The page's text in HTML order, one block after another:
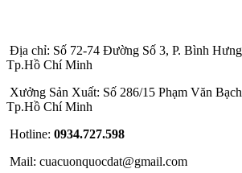
Địa chỉ: Số 72-74 Đường Số 3, P. Bình
Tp.Hồ Chí Minh
Xưởng Sản Xuất: Số 286/15 Phạm Văn
Tp.Hồ Chí Minh
Hotline: 0934.727.598
Mail: cuacuonquocdat@gmail.com